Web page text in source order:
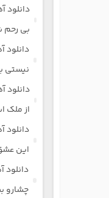
بی رحم
نیستی
دانلود
از ملک
این
چشارو